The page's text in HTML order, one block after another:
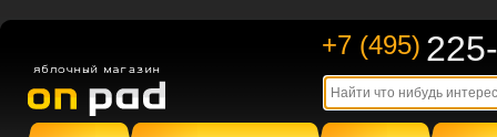
+7 (495)